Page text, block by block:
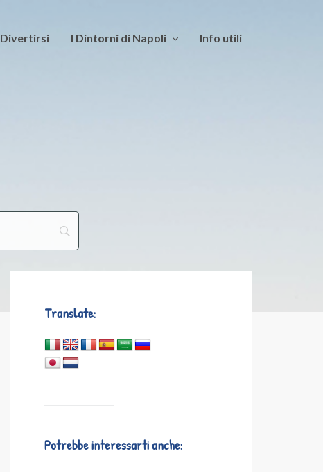
Divertirsi I Dintorni di Napoli Info utili
Translate:
Potrebbe interessarti anche: